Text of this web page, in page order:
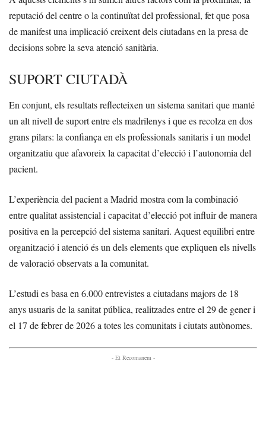
reputació del centre o la continuïtat del professional, fet que posa
de manifest una implicació creixent dels ciutadans en la presa de
decisions sobre la seva atenció sanitària.
SUPORT CIUTADÀ
En conjunt, els resultats reflecteixen un sistema sanitari que manté
un alt nivell de suport entre els madrilenys i que es recolza en dos
grans pilars: la confiança en els professionals sanitaris i un model
organitzatiu que afavoreix la capacitat d’elecció i l’autonomia del
pacient.
L’experiència del pacient a Madrid mostra com la combinació
entre qualitat assistencial i capacitat d’elecció pot influir de manera
positiva en la percepció del sistema sanitari. Aquest equilibri entre
organització i atenció és un dels elements que expliquen els nivells
de valoració observats a la comunitat.
L’estudi es basa en 6.000 entrevistes a ciutadans majors de 18
anys usuaris de la sanitat pública, realitzades entre el 29 de gener i
el 17 de febrer de 2026 a totes les comunitats i ciutats autònomes.
- Et Recomanem -